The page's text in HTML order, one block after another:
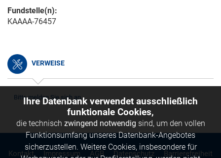
Fundstelle(n):
KAAAA-76457
VERWEISE
Bitte melden Sie sich an.
Kontakt Impressum AGB Datenschutz Barrierefreiheit
Ihre Datenbank verwendet ausschließlich
funktionale Cookies,
die technisch zwingend notwendig sind, um den vollen
Funktionsumfang unseres Datenbank-Angebotes
sicherzustellen. Weitere Cookies, insbesondere für